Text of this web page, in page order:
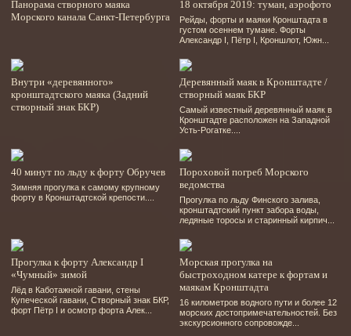
Панорама створного маяка
Морского канала Санкт-Петербурга
18 октября 2019: туман, аэрофото
Рейды, форты и маяки Кронштадта в
густом осеннем тумане. Форты
Александр І, Пётр І, Кроншлот, Южн...
Внутри «деревянного»
кронштадтского маяка (Задний
створный знак БКР)
Деревянный маяк в Кронштадте /
створный маяк БКР
Самый известный деревянный маяк в
Кронштадте расположен на Западной
Усть-Рогатке....
40 минут по льду к форту Обручев
Зимняя прогулка к самому крупному
форту в Кронштадтской крепости....
Пороховой погреб Морского
ведомства
Прогулка по льду Финского залива,
кронштадтский пункт забора воды,
ледяные торосы и старинный кирпич...
Прогулка к форту Александр I
«Чумный» зимой
Лёд в Каботажной гавани, стены
Купеческой гавани, Створный знак БКР,
форт Пётр І и осмотр форта Алек...
Морская прогулка на
быстроходном катере к фортам и
маякам Кронштадта
16 километров водного пути и более 12
морских достопримечательностей. Без
экскурсионного сопровожде...